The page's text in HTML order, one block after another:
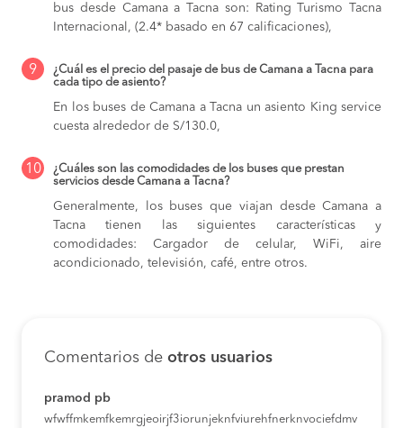
bus desde Camana a Tacna son: Rating Turismo Tacna
Internacional, (2.4* basado en 67 calificaciones),
9
¿Cuál es el precio del pasaje de bus de Camana a Tacna para
cada tipo de asiento?
En los buses de Camana a Tacna un asiento King service
cuesta alrededor de S/130.0,
10
¿Cuáles son las comodidades de los buses que prestan
servicios desde Camana a Tacna?
Generalmente, los buses que viajan desde Camana a
Tacna tienen las siguientes características y
comodidades: Cargador de celular, WiFi, aire
acondicionado, televisión, café, entre otros.
Comentarios de otros usuarios
pramod pb
wfwffmkemfkemrgjeoirjf3iorunjeknfviurehfnerknvociefdmv